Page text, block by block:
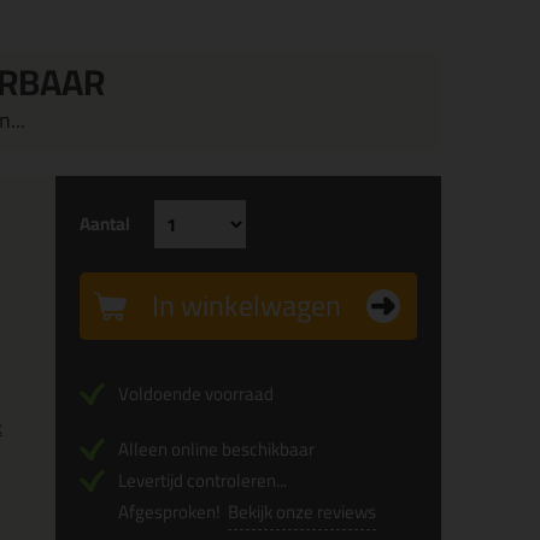
Aantal
In winkelwagen
Voldoende voorraad
Alleen online beschikbaar
Levertijd controleren...
Afgesproken! Bekijk onze reviews